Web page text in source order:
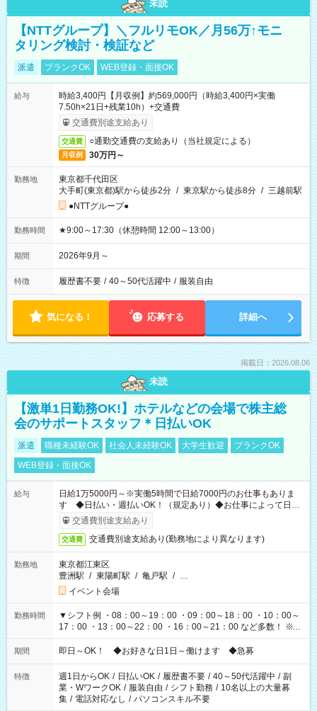
未読
【NTTグループ】＼フルリモOK／月56万↑モニ
タリング検討・検証など
派遣 ブランクOK WEB登録・面接OK
給与
時給3,400円【月収例】約569,000円（時給3,400円×実働
7.50h×21日+残業10h）+交通費
交通費別途支給あり
交通費 ○通勤交通費の支給あり（当社規定による）
月収例 30万円～
勤務地
東京都千代田区
大手町(東京都)駅から徒歩2分 / 東京駅から徒歩8分 / 三越前駅
●NTTグループ●
勤務時間 ★9:00～17:30（休憩時間 12:00～13:00）
期間 2026年9月～
特徴 履歴書不要 / 40～50代活躍中 / 服装自由
気になる！ 応募する 詳細へ
掲載日：2026.08.06
未読
【激単1日勤務OK!】ホテルなどの会場で株主総
会のサポートスタッフ＊日払いOK
派遣 職種未経験OK 社会人未経験OK 大学生歓迎
ブランクOK
WEB登録・面接OK
給与
日給1万5000円～※実働5時間で日給7000円のお仕事もありま
す ◆日払い・週払いOK！（規定あり）◆お仕事によって日給
も異なります
交通費別途支給あり
交通費 交通費別途支給あり(勤務地により異なります)
勤務地
東京都江東区
豊洲駅 / 東陽町駅 / 亀戸駅 / …
イベント会場
勤務時間
▼シフト例 ・08：00～19：00 ・09：00～18：00 ・10：00～
17：00 ・13：00～22：00 ・16：00～21：00 など多数！ ※お
仕事により勤務時間が異なります
期間 即日～OK！ ◆お好きな日1日～働けます ◆急募
特徴 週1日からOK / 日払いOK / 履歴書不要 / 40～50代活躍中 / 副
業・WワークOK / 服装自由 / シフト勤務 / 10名以上の大量募
集 / 電話対応なし / パソコンスキル不要